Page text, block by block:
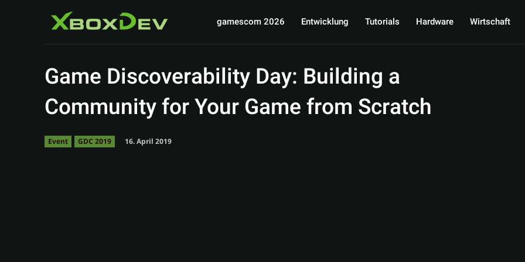
gamescom 2026 Entwicklung Tutorials Hardware Wirtschaft
Game Discoverability Day: Building a
Community for Your Game from Scratch
Event GDC 2019 16. April 2019